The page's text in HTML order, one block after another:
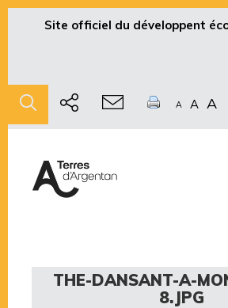
Site officiel du développent
A A A
THE-DANSANT-A-
8.JPG